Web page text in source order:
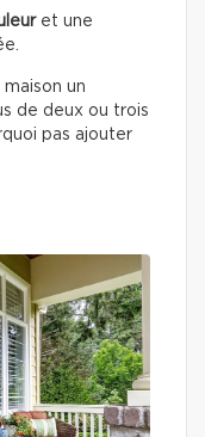
et une
un
de deux ou trois
pas ajouter